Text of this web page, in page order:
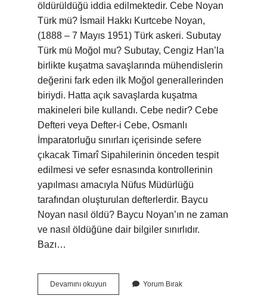
öldürüldüğü iddia edilmektedir. Cebe Noyan
Türk mü? İsmail Hakkı Kurtcebe Noyan,
(1888 – 7 Mayıs 1951) Türk askeri. Subutay
Türk mü Moğol mu? Subutay, Cengiz Han’la
birlikte kuşatma savaşlarında mühendislerin
değerini fark eden ilk Moğol generallerinden
biriydi. Hatta açık savaşlarda kuşatma
makineleri bile kullandı. Cebe nedir? Cebe
Defteri veya Defter-i Cebe, Osmanlı
İmparatorluğu sınırları içerisinde sefere
çıkacak Timarî Sipahilerinin önceden tespit
edilmesi ve sefer esnasında kontrollerinin
yapılması amacıyla Nüfus Müdürlüğü
tarafından oluşturulan defterlerdir. Baycu
Noyan nasıl öldü? Baycu Noyan’ın ne zaman
ve nasıl öldüğüne dair bilgiler sınırlıdır.
Bazı…
Devamını okuyun
Nerede
Yorum Bırak